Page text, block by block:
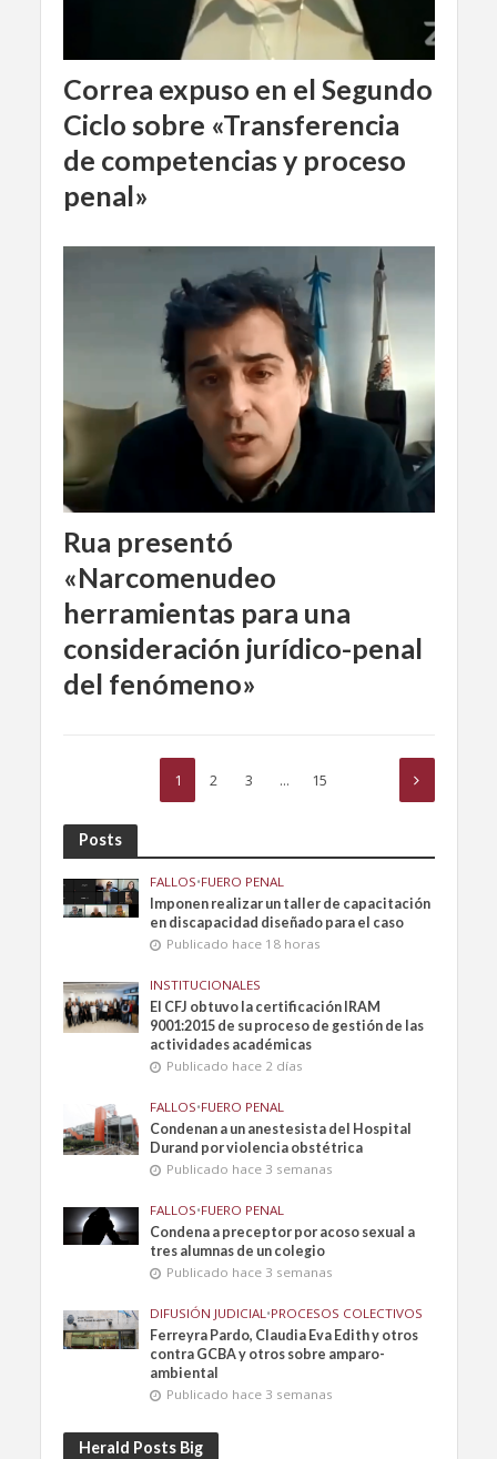
Correa expuso en el Segundo
Ciclo sobre «Transferencia
de competencias y proceso
penal»
Rua presentó
«Narcomenudeo
herramientas para una
consideración jurídico-penal
del fenómeno»
1 2 3 … 15
Posts
FALLOS•FUERO PENAL
Imponen realizar un taller de capacitación
en discapacidad diseñado para el caso
Publicado hace 18 horas
INSTITUCIONALES
El CFJ obtuvo la certificación IRAM
9001:2015 de su proceso de gestión de las
actividades académicas
Publicado hace 2 días
FALLOS•FUERO PENAL
Condenan a un anestesista del Hospital
Durand por violencia obstétrica
Publicado hace 3 semanas
FALLOS•FUERO PENAL
Condena a preceptor por acoso sexual a
tres alumnas de un colegio
Publicado hace 3 semanas
DIFUSIÓN JUDICIAL•PROCESOS COLECTIVOS
Ferreyra Pardo, Claudia Eva Edith y otros
contra GCBA y otros sobre amparo-
ambiental
Publicado hace 3 semanas
Herald Posts Big